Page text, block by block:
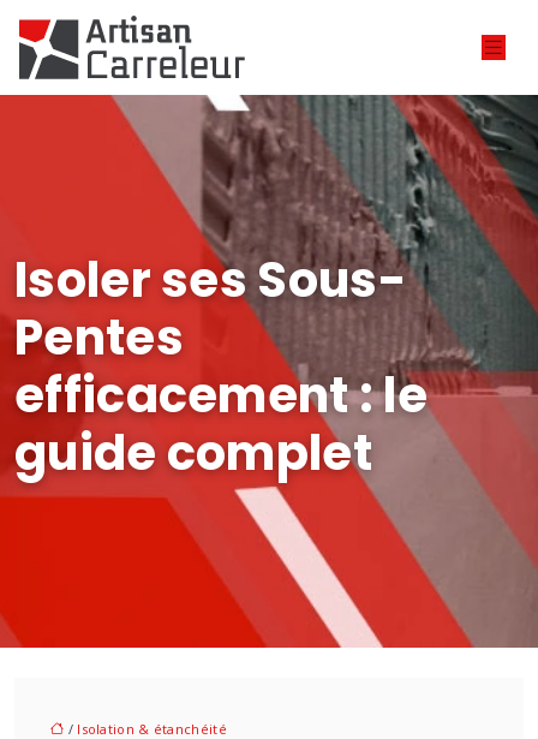
Isoler ses Sous-
Pentes
efficacement : le
guide complet
/ Isolation & étanchéité